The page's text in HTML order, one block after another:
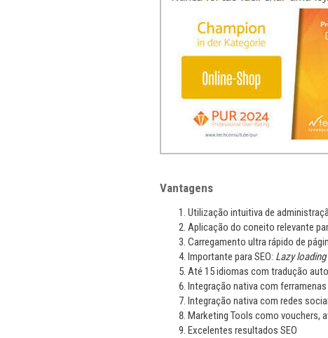
Vantagens
Utilização intuitiva de
Aplicação do coneito relevante
Carregamento ultra rápido de
Importante para SEO: Lazy loading
Até 15 idiomas com tradução
Integração nativa com
Integração nativa com redes
Marketing Tools como vouchers,
Excelentes resultados SEO